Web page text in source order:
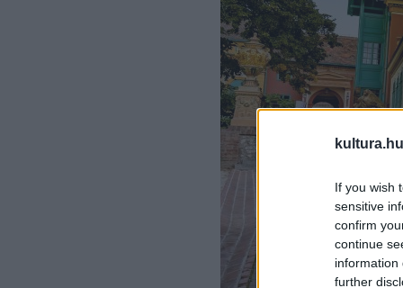
If you wish
sensitive
confirm
continue
information
further